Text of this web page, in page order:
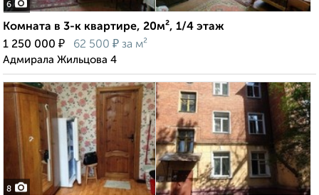
6
Комната в 3-к квартире, 20м², 1/4 этаж
1 250 000 ₽ 62 500 ₽ за м²
Адмирала Жильцова 4
8